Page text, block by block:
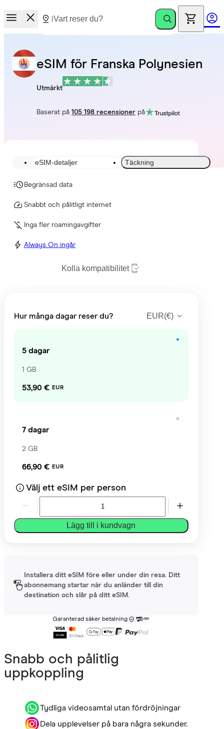
eSIM för Franska Polynesien
Utmärkt
Baserat på 105 198 recensionerpå
eSIM-detaljer Täckning
Begränsad data
Snabbt och pålitligt internet
Inga fler roamingavgifter
Always On ingår
Kolla kompatibilitet
Hur många dagar reser du? EUR(€)
5 dagar
1 GB
53,90 € EUR
7 dagar
2 GB
66,90 € EUR
Välj ett eSIM per person
Lägg till i kundvagn
Installera ditt eSIM före eller under din resa. Ditt
abonnemang startar när du anländer till din
destination och slår på ditt eSIM.
Garanterad säker betalning
Snabb och pålitlig
uppkoppling
Tydliga videosamtal utan fördröjningar
Dela upplevelser på bara några sekunder.